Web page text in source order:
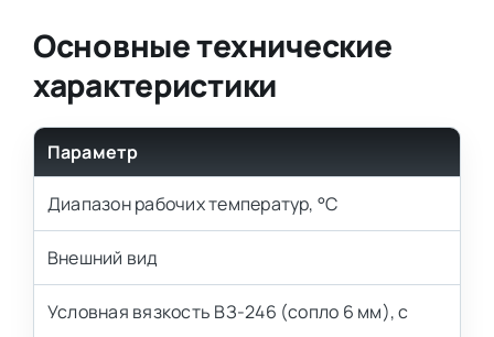
Основные технические
характеристики
Параметр
Диапазон рабочих температур, °С
Внешний вид
Условная вязкость ВЗ-246 (сопло 6 мм), с